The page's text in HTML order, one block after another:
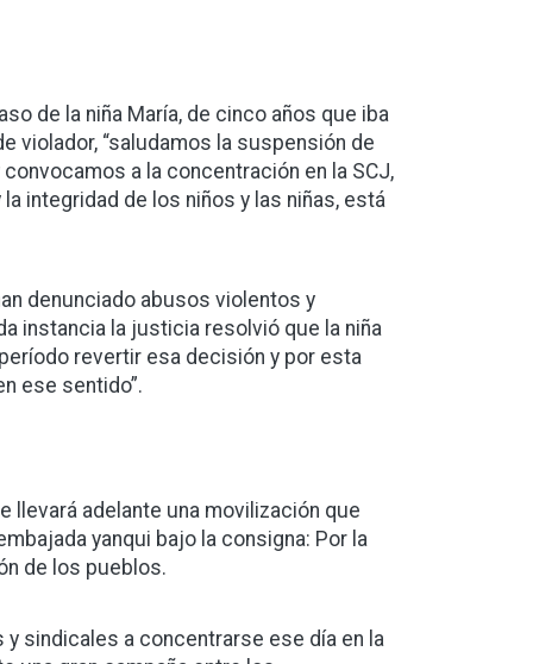
de la niña María, de cinco años que iba
violador, “saludamos la suspensión de
a la concentración en la SCJ,
integridad de los niños y las niñas, está
denunciado abusos violentos y
instancia la justicia resolvió que la niña
revertir esa decisión y por esta
ese sentido”.
llevará adelante una movilización que
yanqui bajo la consigna: Por la
de los pueblos.
sindicales a concentrarse ese día en la